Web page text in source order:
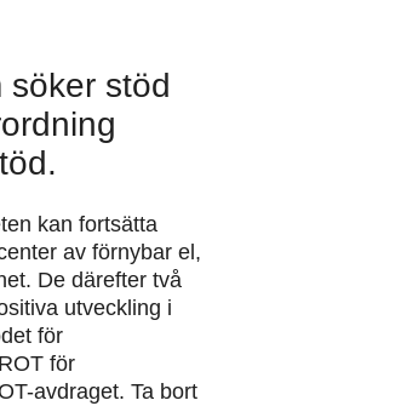
stöd
kan fortsätta
av förnybar el,
De därefter två
utveckling i
för
för
avdraget. Ta bort